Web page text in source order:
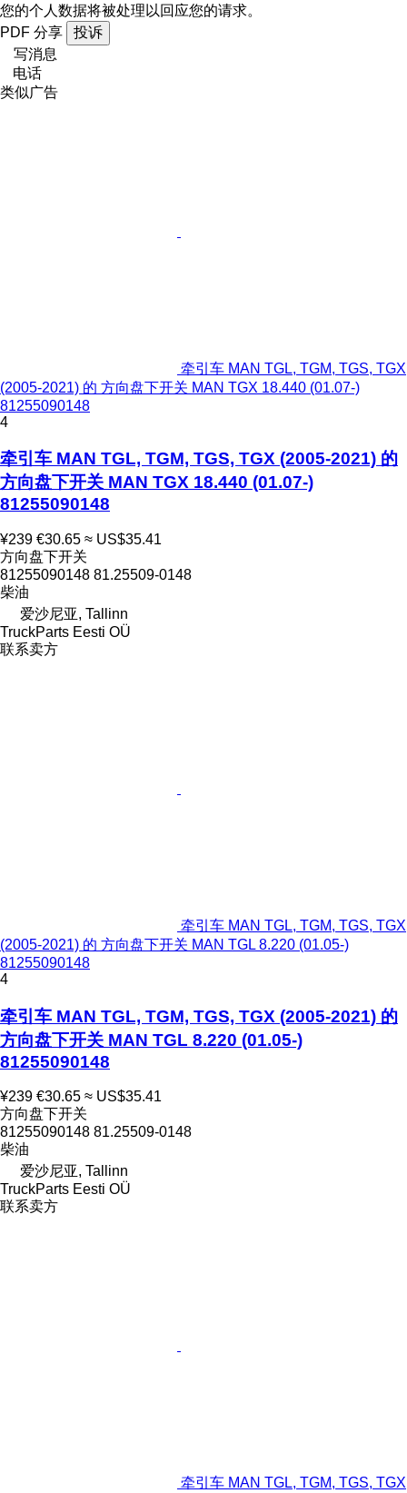
您的个人数据将被处理以回应您的请求。
PDF 分享
投诉
写消息
电话
类似广告
牵引车 MAN TGL, TGM, TGS, TGX
(2005-2021) 的 方向盘下开关 MAN TGX 18.440 (01.07-)
81255090148
4
牵引车 MAN TGL, TGM, TGS, TGX (2005-2021) 的
方向盘下开关 MAN TGX 18.440 (01.07-)
81255090148
¥239 €30.65 ≈ US$35.41
方向盘下开关
81255090148 81.25509-0148
柴油
爱沙尼亚, Tallinn
TruckParts Eesti OÜ
联系卖方
牵引车 MAN TGL, TGM, TGS, TGX
(2005-2021) 的 方向盘下开关 MAN TGL 8.220 (01.05-)
81255090148
4
牵引车 MAN TGL, TGM, TGS, TGX (2005-2021) 的
方向盘下开关 MAN TGL 8.220 (01.05-)
81255090148
¥239 €30.65 ≈ US$35.41
方向盘下开关
81255090148 81.25509-0148
柴油
爱沙尼亚, Tallinn
TruckParts Eesti OÜ
联系卖方
牵引车 MAN TGL, TGM, TGS, TGX